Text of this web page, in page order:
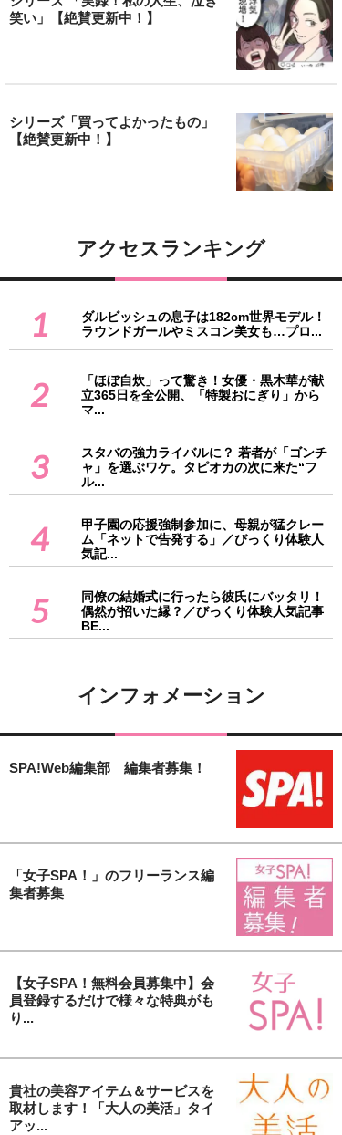
笑い」【絶賛更新中！】
シリーズ「買ってよかったもの」
【絶賛更新中！】
アクセスランキング
1
ダルビッシュの息子は182cm世界モデル！
ラウンドガールやミスコン美女も…プロ...
2
「ほぼ自炊」って驚き！女優・黒木華が献
立365日を全公開、「特製おにぎり」から
マ...
3
スタバの強力ライバルに？ 若者が「ゴンチ
ャ」を選ぶワケ。タピオカの次に来た“フ
ル...
4
甲子園の応援強制参加に、母親が猛クレー
ム「ネットで告発する」／びっくり体験人
気記...
5
同僚の結婚式に行ったら彼氏にバッタリ！
偶然が招いた縁？／びっくり体験人気記事
BE...
インフォメーション
SPA!Web編集部 編集者募集！
「女子SPA！」のフリーランス編
集者募集
【女子SPA！無料会員募集中】会
員登録するだけで様々な特典がも
り...
貴社の美容アイテム＆サービスを
取材します！「大人の美活」タイ
アッ...